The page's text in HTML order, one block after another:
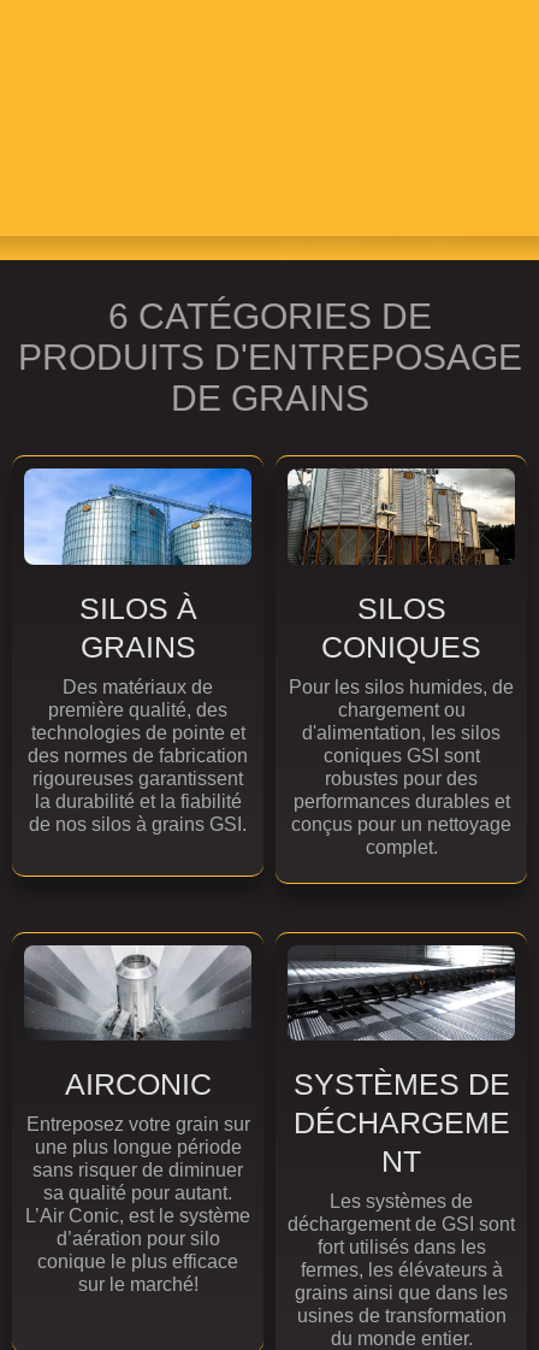
6 CATÉGORIES DE
PRODUITS D'ENTREPOSAGE
DE GRAINS
SILOS À
GRAINS
Des matériaux de
première qualité, des
technologies de pointe et
des normes de fabrication
rigoureuses garantissent
la durabilité et la fiabilité
de nos silos à grains GSI.
SILOS
CONIQUES
Pour les silos humides, de
chargement ou
d'alimentation, les silos
coniques GSI sont
robustes pour des
performances durables et
conçus pour un nettoyage
complet.
AIRCONIC
Entreposez votre grain sur
une plus longue période
sans risquer de diminuer
sa qualité pour autant.
L’Air Conic, est le système
d’aération pour silo
conique le plus efficace
sur le marché!
SYSTÈMES DE
DÉCHARGEME
NT
Les systèmes de
déchargement de GSI sont
fort utilisés dans les
fermes, les élévateurs à
grains ainsi que dans les
usines de transformation
du monde entier.